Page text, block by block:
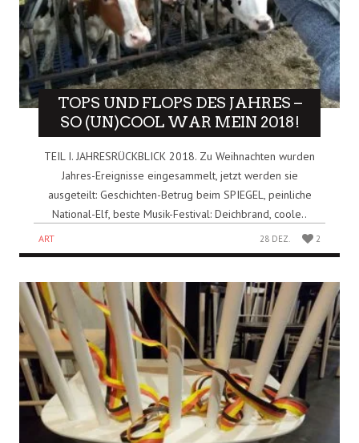
TOPS UND FLOPS DES JAHRES –
SO (UN)COOL WAR MEIN 2018!
TEIL I. JAHRESRÜCKBLICK 2018. Zu Weihnachten wurden
Jahres-Ereignisse eingesammelt, jetzt werden sie
ausgeteilt: Geschichten-Betrug beim SPIEGEL, peinliche
National-Elf, beste Musik-Festival: Deichbrand, coole..
ART 28 DEZ. 2